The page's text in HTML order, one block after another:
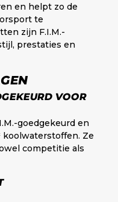
en helpt zo de
te
zijn F.I.M.-
prestaties en
VOOR
goedgekeurd en
koolwaterstoffen. Ze
competitie als